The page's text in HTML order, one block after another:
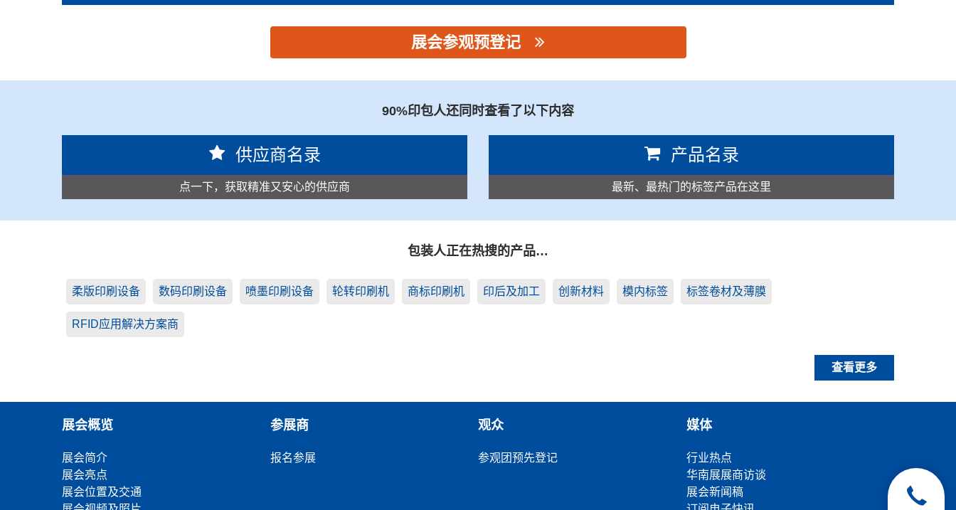
展会参观预登记
90%印包人还同时查看了以下内容
供应商名录
点一下，获取精准又安心的供应商
产品名录
最新、最热门的标签产品在这里
包装人正在热搜的产品…
柔版印刷设备 数码印刷设备 喷墨印刷设备 轮转印刷机 商标印刷机 印后及加工 创新材料 模内标签 标签卷材及薄膜
RFID应用解决方案商
查看更多
展会概览
展会简介
展会亮点
展会位置及交通
参展商
报名参展
观众
参观团预先登记
媒体
行业热点
华南展展商访谈
展会新闻稿